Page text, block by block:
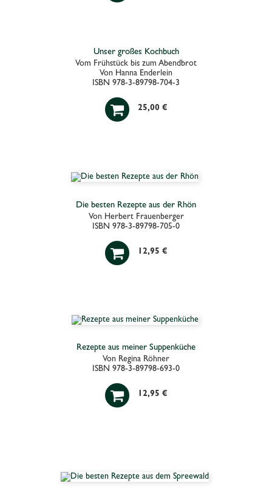
Unser großes Kochbuch
Vom Frühstück bis zum Abendbrot
Von Hanna Enderlein
ISBN 978-3-89798-704-3
 25,00 €
Die besten Rezepte aus der Rhön
Von Herbert Frauenberger
ISBN 978-3-89798-705-0
 12,95 €
Rezepte aus meiner Suppenküche
Von Regina Röhner
ISBN 978-3-89798-693-0
 12,95 €